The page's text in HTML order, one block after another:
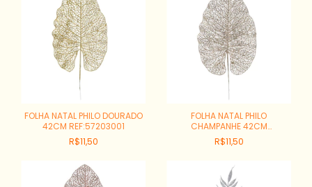
FOLHA NATAL PHILO DOURADO
42CM REF:57203001
R$11,50
FOLHA NATAL PHILO
CHAMPANHE 42CM
REF:57203002
R$11,50